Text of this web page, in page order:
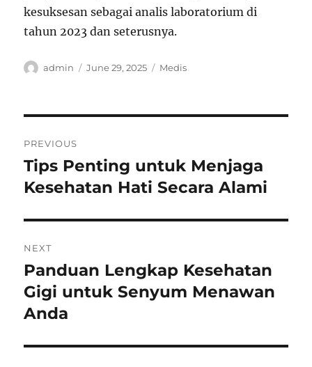
kesuksesan sebagai analis laboratorium di
tahun 2023 dan seterusnya.
Author
admin
Posted
June 29, 2025 Categories
Medis
navigation
PREVIOUS
Previous
post:
Tips Penting untuk Menjaga
Kesehatan Hati Secara Alami
NEXT
Next
post:
Panduan Lengkap Kesehatan
Gigi untuk Senyum Menawan
Anda